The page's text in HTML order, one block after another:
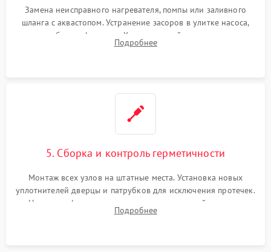
Замена неисправного нагревателя, помпы или заливного
шланга с аквастопом. Устранение засоров в улитке насоса,
патрубках и фильтрах. Компонентный ремонт платы
управления, восстановление поврежденной проводки.
Подробнее
5. Сборка и контроль герметичности
Монтаж всех узлов на штатные места. Установка новых
уплотнителей дверцы и патрубков для исключения протечек.
Надежная фиксация хомутов гидравлической системы,
сборка корпуса и установка датчика поплавка.
Подробнее